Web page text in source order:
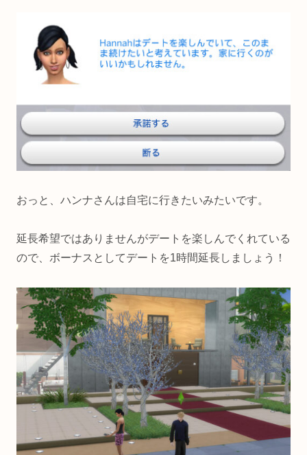
おっと、ハンナさんは自宅に行きたいみたいです。
延長希望ではありませんがデートを楽しんでくれている
ので、ボーナスとしてデートを1時間延長しましょう！